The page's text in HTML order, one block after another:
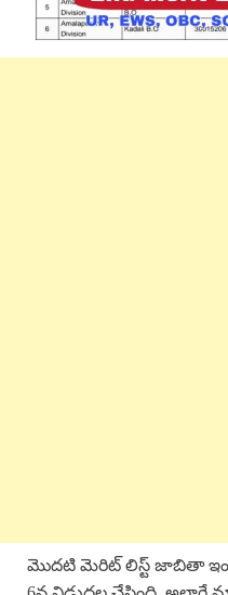
మొదటి మెరిట్ లిస్ట్ జాబితా